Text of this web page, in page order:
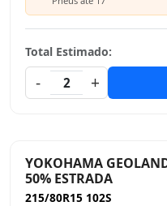
Total Estimado:
-
2 +
YOKOHAMA
50% ESTRADA
215/80R15 102S